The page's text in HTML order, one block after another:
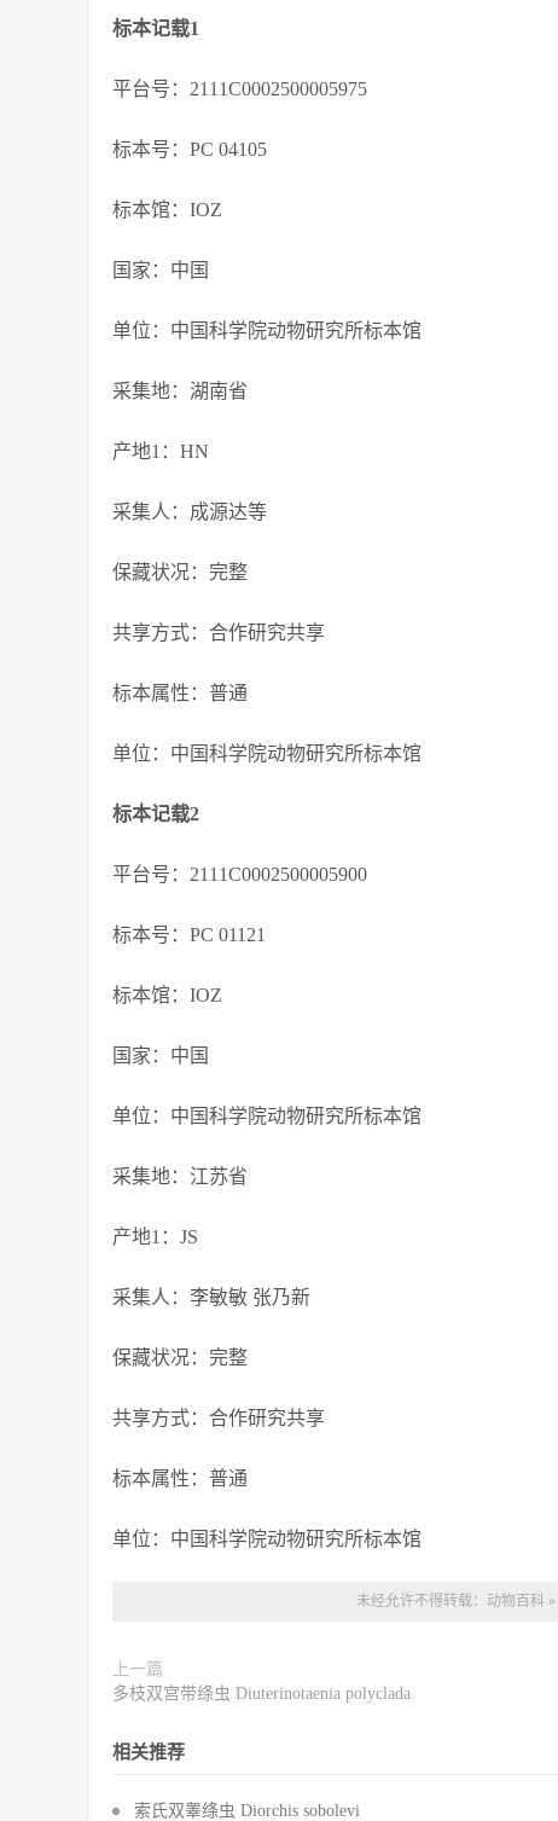
标本记载1
平台号：2111C0002500005975
标本号：PC 04105
标本馆：IOZ
国家：中国
单位：中国科学院动物研究所标本馆
采集地：湖南省
产地1：HN
采集人：成源达等
保藏状况：完整
共享方式：合作研究共享
标本属性：普通
单位：中国科学院动物研究所标本馆
标本记载2
平台号：2111C0002500005900
标本号：PC 01121
标本馆：IOZ
国家：中国
单位：中国科学院动物研究所标本馆
采集地：江苏省
产地1：JS
采集人：李敏敏 张乃新
保藏状况：完整
共享方式：合作研究共享
标本属性：普通
单位：中国科学院动物研究所标本馆
未经允许不得转载： 动物百科 »
上一篇
多枝双宫带绦虫 Diuterinotaenia polyclada
相关推荐
索氏双睾绦虫 Diorchis sobolevi